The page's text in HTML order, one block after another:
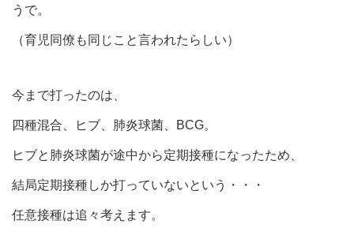
うで。
（育児同僚も同じこと言われたらしい）
今まで打ったのは、
四種混合、ヒブ、肺炎球菌、BCG。
ヒブと肺炎球菌が途中から定期接種になったため、
結局定期接種しか打っていないという・・・
任意接種は追々考えます。